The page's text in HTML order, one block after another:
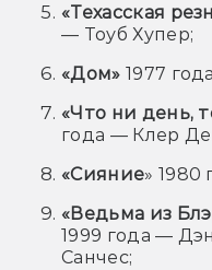
«Техасская
— Тоуб Хупер;
«Дом» 1977
«Что ни день,
года — Клер
«Сияние» 1980
«Ведьма из
1999 года —
Санчес;